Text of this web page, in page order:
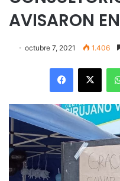
AVISARON
octubre 7, 2021 1.406
Facebook
X